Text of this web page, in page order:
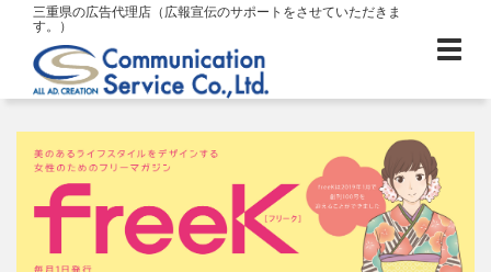
三重県の広告代理店（広報宣伝のサポートをさせていただきま
す。）